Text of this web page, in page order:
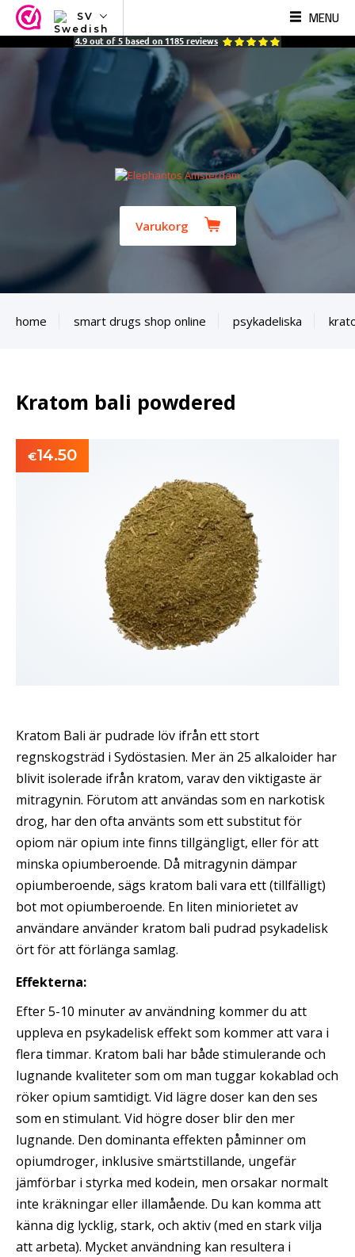
SV
NL
ES
MENU
4.9 out of 5 based on 1185 reviews
Varukorg
home smart drugs shop online psykadeliska
Kratom bali powdered
€14.50
Kratom Bali är pudrade löv ifrån ett stort
regnskogsträd i Sydöstasien. Mer än 25 alkaloider har
blivit isolerade ifrån kratom, varav den viktigaste är
mitragynin. Förutom att användas som en narkotisk
drog, har den ofta använts som ett substitut för
opiom när opium inte finns tillgängligt, eller för att
minska opiumberoende. Då mitragynin dämpar
opiumberoende, sägs kratom bali vara ett (tillfälligt)
bot mot opiumberoende. En liten miniorietet av
användare använder kratom bali pudrad psykadelisk
ört för att förlänga samlag.
Effekterna:
Efter 5-10 minuter av användning kommer du att
uppleva en psykadelisk effekt som kommer att vara i
flera timmar. Kratom bali har både stimulerande och
lugnande kvaliteter som om man tuggar kokablad och
röker opium samtidigt. Vid lägre doser kan den ses
som en stimulant. Vid högre doser blir den mer
lugnande. Den dominanta effekten påminner om
opiumdroger, inklusive smärtstillande, ungefär
jämförbar i styrka med kodein, men orsakar normalt
inte kräkningar eller illamående. Du kan komma att
känna dig lycklig, stark, och aktiv (med en stark vilja
att arbeta). Mycket användning kan resultera i